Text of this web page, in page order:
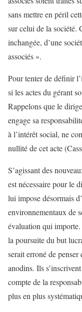
sans mettre en péril
sur celui de la société.
inchangée, d’une
associés ».
Pour tenter de définir
si les actes du gérant
Rappelons que le
engage sa
à l’intérêt social, ne
nullité de cet acte
S’agissant des
est nécessaire pour le
lui impose désormais
environnementaux de
évaluation qui
la poursuite du but
serait erroné de
anodins. Ils
compte de la
plus en plus